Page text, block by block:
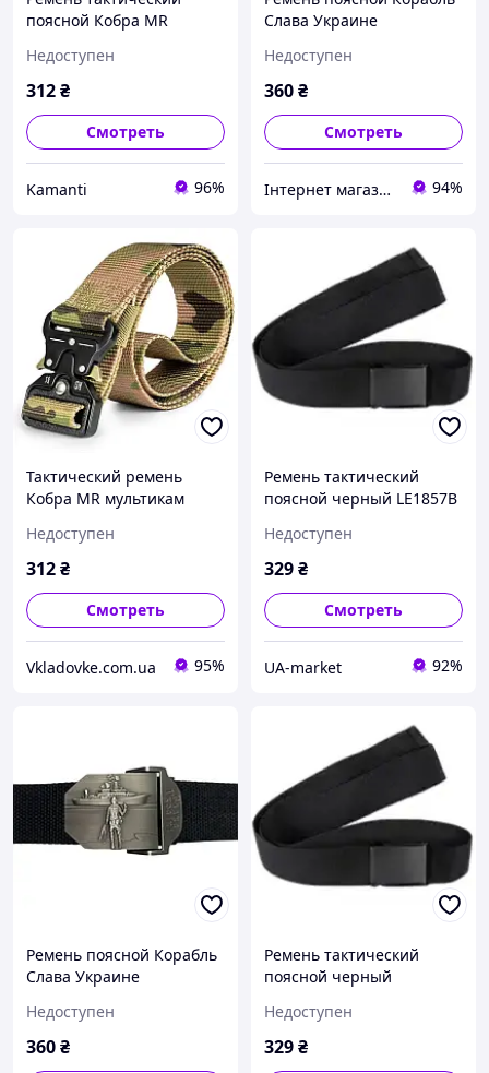
поясной Кобра MR
Недоступен
312₴
Смотреть
Kamanti 96%
Слава Украине
Недоступен
360₴
Смотреть
Інтернет магазин Mobizoo 94%
Тактический ремень
Кобра MR мультикам
универсальный длина
120 см для военных и
Недоступен
312₴
Смотреть
Vkladovke.com.ua 95%
Ремень тактический
поясной черный LE1857B
использования охоты и
спорта ширина 4 см
Недоступен
329₴
Смотреть
UA-market 92%
Ремень поясной Корабль
Слава Украине
Недоступен
360₴
Ремень тактический
поясной черный
worry-free-shopping-
Недоступен
329₴